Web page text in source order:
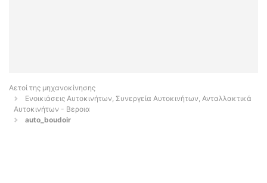
Αετοί της μηχανοκίνησης
Ενοικιάσεις Αυτοκινήτων, Συνεργεία Αυτοκινήτων, Ανταλλακτικά
Αυτοκινήτων - Βεροια
auto_boudoir